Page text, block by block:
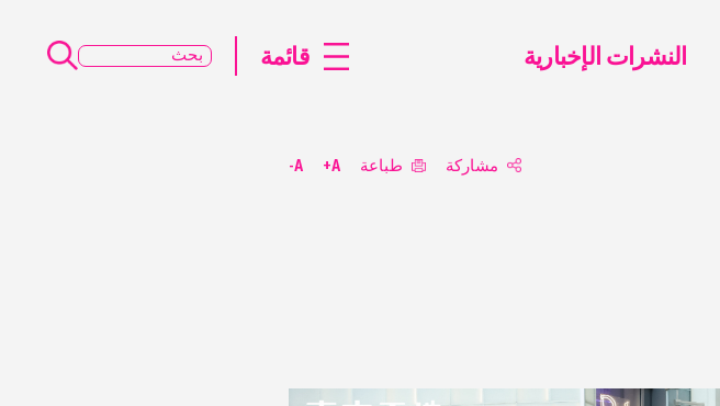
مشاركة طباعة A+
A-
النشرات الإخبارية قائمة